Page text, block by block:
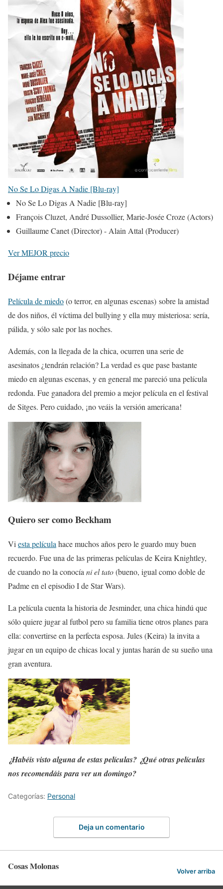
No Se Lo Digas A Nadie [Blu-ray]
No Se Lo Digas A Nadie [Blu-ray]
François Cluzet, André Dussollier, Marie-Josée Croze (Actors)
Guillaume Canet (Director) - Alain Attal (Producer)
Ver MEJOR precio
Déjame entrar
Película de miedo(o terror, en algunas escenas) sobre la amistad
de dos niños, él víctima del bullying y ella muy misteriosa: sería,
pálida, y sólo sale por las noches.
Además, con la llegada de la chica, ocurren una serie de
asesinatos ¿tendrán relación? La verdad es que pase bastante
miedo en algunas escenas, y en general me pareció una película
redonda. Fue ganadora del premio a mejor película en el festival
de Sitges. Pero cuidado, ¡no veáis la versión americana!
Quiero ser como Beckham
Vi esta película hace muchos años pero le guardo muy buen
recuerdo. Fue una de las primeras películas de Keira Knightley,
de cuando no la conocía ni el tato(bueno, igual como doble de
Padme en el episodio I de Star Wars).
La película cuenta la historia de Jesminder, una chica hindú que
sólo quiere jugar al futbol pero su familia tiene otros planes para
ella: convertirse en la perfecta esposa. Jules (Keira) la invita a
jugar en un equipo de chicas local y juntas harán de su sueño una
gran aventura.
¿Habéis visto alguna de estas películas? ¿Qué otras películas
nos recomendáis para ver un domingo?
Categorías: Personal
Deja un comentario
Cosas Molonas Volver arriba